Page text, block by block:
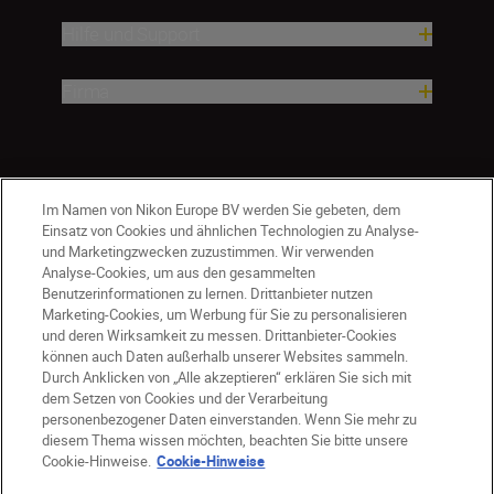
CH Nikon Sites
Kontaktieren Sie uns
Datenschutzhinweis
Nutzungsbedingungen
Geschäftsbedingungen des Nikon Stores
Im Namen von Nikon Europe BV werden Sie gebeten, dem
Einsatz von Cookies und ähnlichen Technologien zu Analyse-
und Marketingzwecken zuzustimmen. Wir verwenden
Analyse-Cookies, um aus den gesammelten
Benutzerinformationen zu lernen. Drittanbieter nutzen
Marketing-Cookies, um Werbung für Sie zu personalisieren
und deren Wirksamkeit zu messen. Drittanbieter-Cookies
können auch Daten außerhalb unserer Websites sammeln.
Durch Anklicken von „Alle akzeptieren“ erklären Sie sich mit
dem Setzen von Cookies und der Verarbeitung
personenbezogener Daten einverstanden. Wenn Sie mehr zu
diesem Thema wissen möchten, beachten Sie bitte unsere
Cookie-Hinweise. Cookie-Hinweise